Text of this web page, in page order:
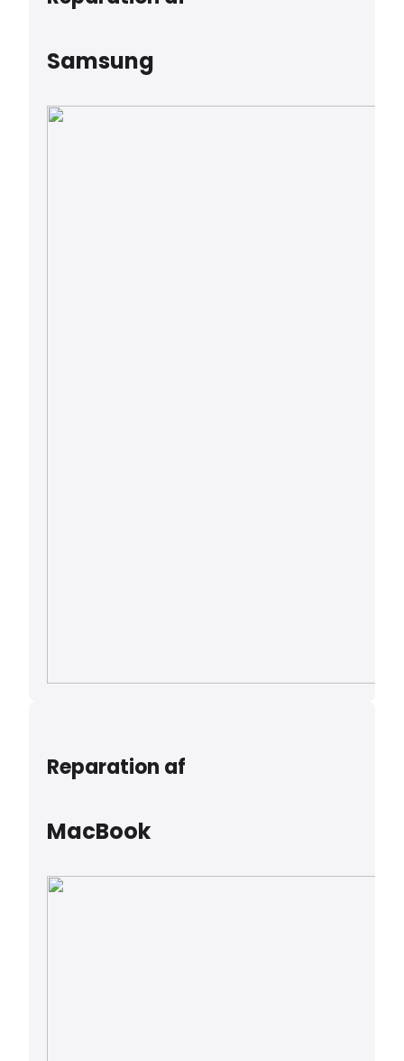
Samsung
Reparation af
MacBook